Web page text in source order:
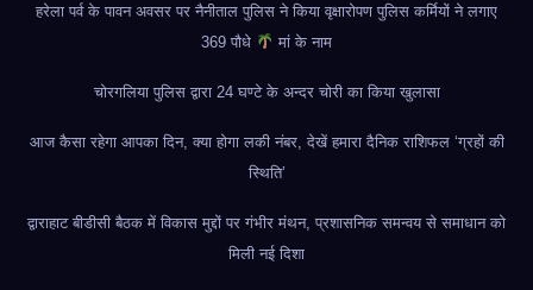
हरेला पर्व के पावन अवसर पर नैनीताल पुलिस ने किया वृक्षारोपण पुलिस कर्मियों ने लगाए
369 पौधे
मां के नाम
चोरगलिया पुलिस द्वारा 24 घण्टे के अन्दर चोरी का किया खुलासा
आज कैसा रहेगा आपका दिन, क्या होगा लकी नंबर, देखें हमारा दैनिक राशिफल ‘ग्रहों की
स्थिति’
द्वाराहाट बीडीसी बैठक में विकास मुद्दों पर गंभीर मंथन, प्रशासनिक समन्वय से समाधान को
मिली नई दिशा